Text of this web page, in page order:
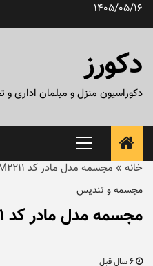
پرش1405/05/16
دکورز
دکوراسیون منزل و مبلمان اداری و
منوی
اصلی
خانه » مجسمه مدل مادر کد MM2211
مجسمه و تندیس
مجسمه مدل مادر کد MM2211